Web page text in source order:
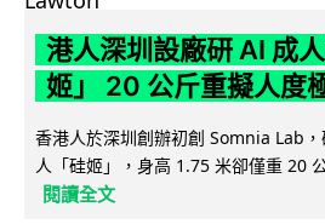
港人深圳設廠研 AI 成
姬」 20 公斤重擬人度
香港人於深圳創辦初創 Somnia Lab
人「硅姬」，身高 1.75 米卻僅重 20
閱讀全文